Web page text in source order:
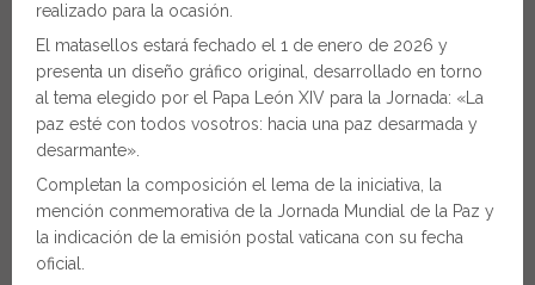
realizado para la ocasión.
El matasellos estará fechado el 1 de enero de 2026 y
presenta un diseño gráfico original, desarrollado en torno
al tema elegido por el Papa León XIV para la Jornada: «La
paz esté con todos vosotros: hacia una paz desarmada y
desarmante».
Completan la composición el lema de la iniciativa, la
mención conmemorativa de la Jornada Mundial de la Paz y
la indicación de la emisión postal vaticana con su fecha
oficial.